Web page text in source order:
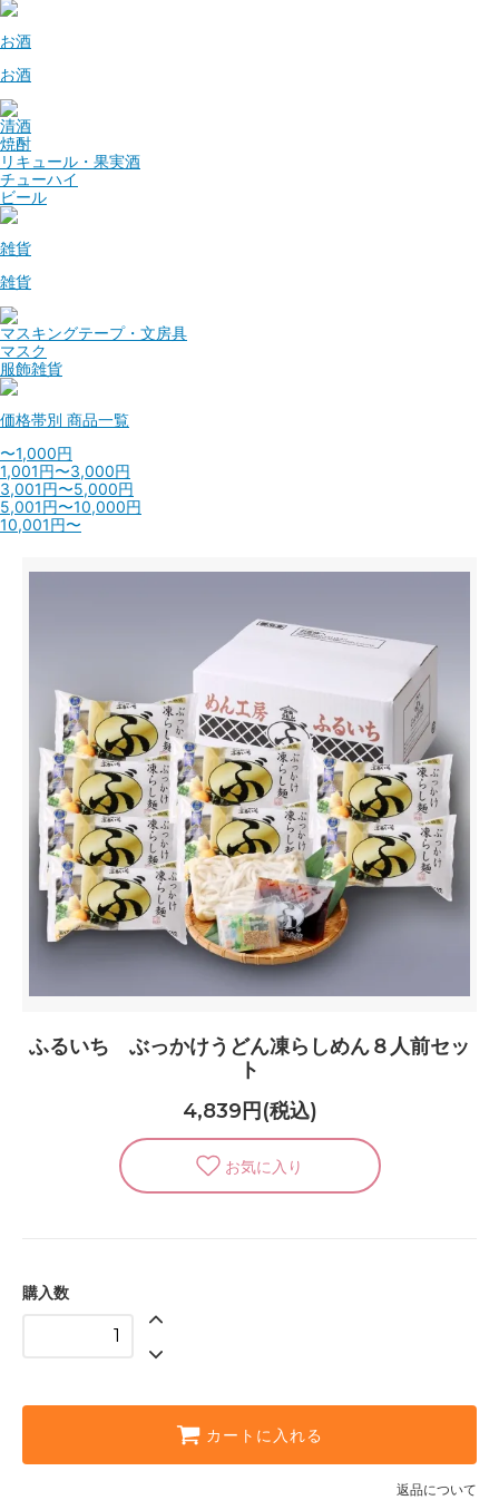
お酒
お酒
清酒
焼酎
リキュール・果実酒
チューハイ
ビール
雑貨
雑貨
マスキングテープ・文房具
マスク
服飾雑貨
価格帯別 商品一覧
〜1,000円
1,001円〜3,000円
3,001円〜5,000円
5,001円〜10,000円
10,001円〜
ふるいち ぶっかけうどん凍らしめん８人前セッ
ト
4,839円(税込)
購入数
カートに入れる
返品について